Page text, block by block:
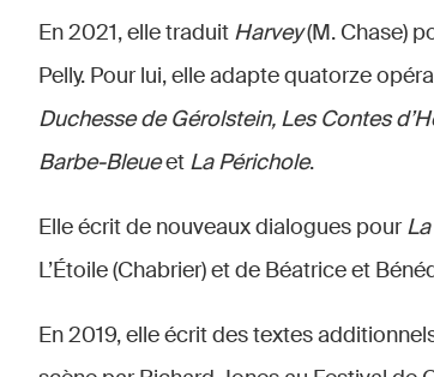
En 2021, elle traduit Harvey(M. Chase)
Pelly. Pour lui, elle adapte quatorze
Duchesse de Gérolstein, Les Contes
Barbe-Bleueet La Périchole.
Elle écrit de nouveaux dialogues pour
L’Étoile (Chabrier) et de Béatrice et
En 2019, elle écrit des textes